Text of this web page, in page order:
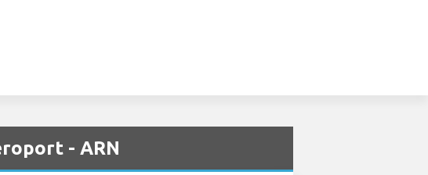
- ARN